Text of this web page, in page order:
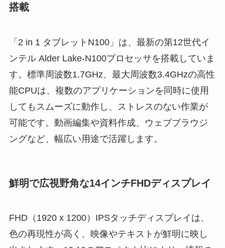
搭載
「2 in 1 タブレットN100」は、最新の第12世代イ
ンテル Alder Lake-N100プロセッサを搭載していま
す。標準周波数1.7GHz、最大周波数3.4GHzの高性
能CPUは、複数のアプリケーションを同時に使用
してもスムーズに動作し、ストレスのない作業が
可能です。動画編集や資料作成、ウェブブラウジ
ングなど、幅広い用途で活躍します。
鮮明で広視野角な14インチFHDディスプレイ
FHD（1920 x 1200）IPSタッチディスプレイは、
色の再現性が高く、映像やテキストが鮮明に映し